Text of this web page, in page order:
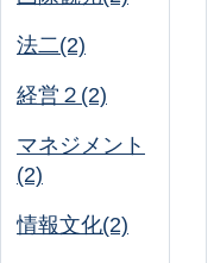
法二(2)
経営２(2)
マネジメント
(2)
情報文化(2)